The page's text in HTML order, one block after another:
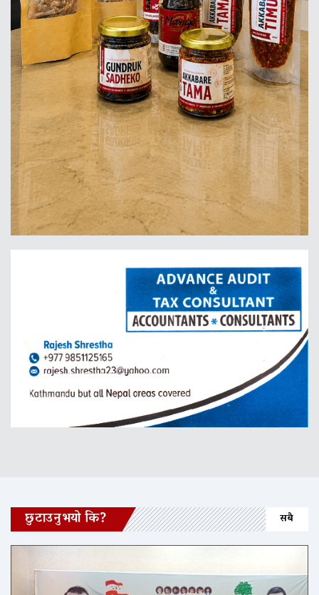
छुटाउनुभयो कि? सबै